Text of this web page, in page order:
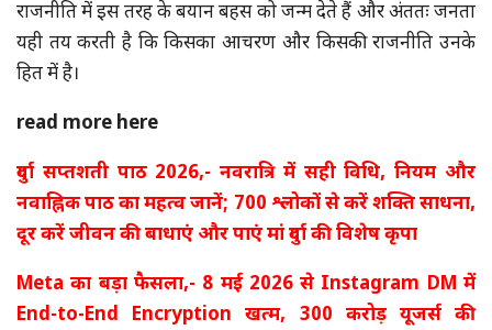
राजनीति में इस तरह के बयान बहस को जन्म देते हैं और अंततः जनता
यही तय करती है कि किसका आचरण और किसकी राजनीति उनके
हित में है।
read more here
दुर्गा सप्तशती पाठ 2026,- नवरात्रि में सही विधि, नियम और
नवाह्निक पाठ का महत्व जानें; 700 श्लोकों से करें शक्ति साधना,
दूर करें जीवन की बाधाएं और पाएं मां दुर्गा की विशेष कृपा
Meta का बड़ा फैसला,- 8 मई 2026 से Instagram DM में
End-to-End Encryption खत्म, 300 करोड़ यूजर्स की